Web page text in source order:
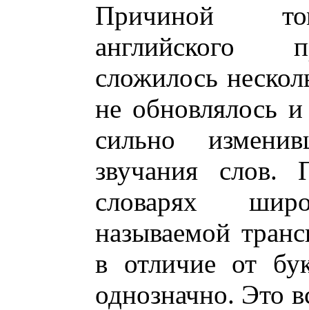
Причиной
английского
сложилось
не обновлялось
сильно
звучания слов.
словарях
называемой
в отличие от
однозначно. Это